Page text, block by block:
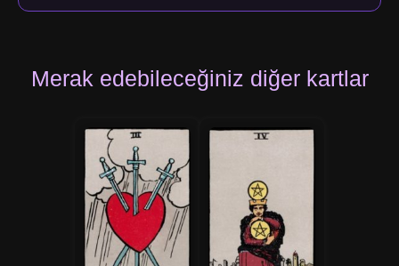
Merak edebileceğiniz diğer kartlar